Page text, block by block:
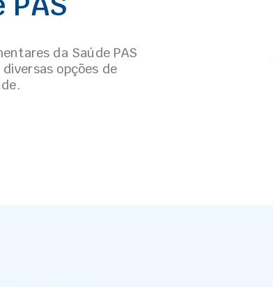
da Saúde PAS
opções de